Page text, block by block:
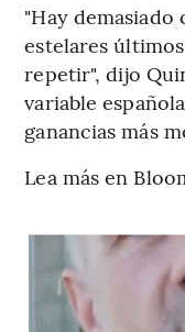
"Hay
estelares
repetir", dijo
variable
ganancias más
Lea más en